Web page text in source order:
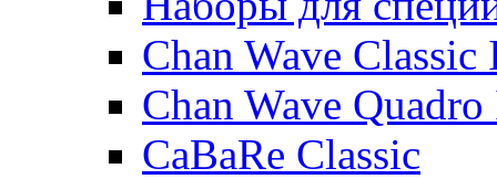
Chan Wave
Chan Wave
CaBaRe Classic